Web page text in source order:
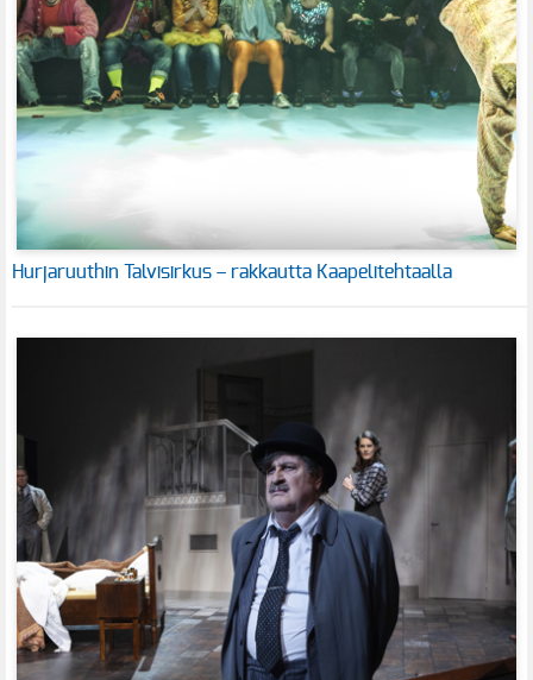
Hurjaruuthin Talvisirkus – rakkautta Kaapelitehtaalla